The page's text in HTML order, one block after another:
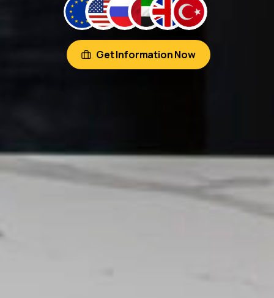
Get Information Now